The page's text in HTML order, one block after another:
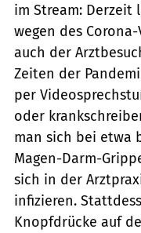
im Stream: Derzeit
wegen des
auch der
Zeiten der
per
oder
man sich bei etwa
Magen-Darm-
sich in der
infizieren.
Knopfdrücke auf